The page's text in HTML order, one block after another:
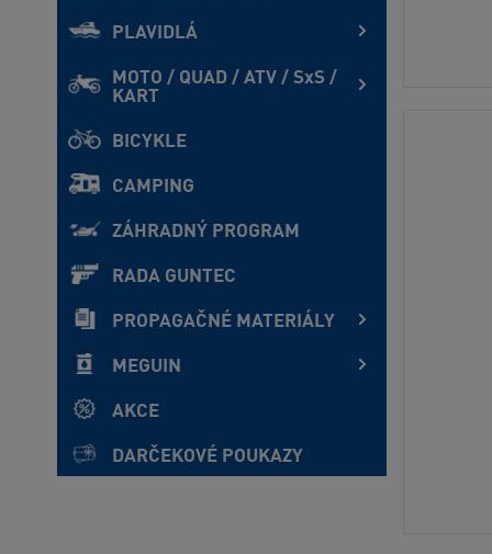
PLAVIDLÁ
MOTO / QUAD / ATV / SxS /
KART
BICYKLE
CAMPING
ZÁHRADNÝ PROGRAM
RADA GUNTEC
PROPAGAČNÉ MATERIÁLY
MEGUIN
AKCE
DARČEKOVÉ POUKAZY